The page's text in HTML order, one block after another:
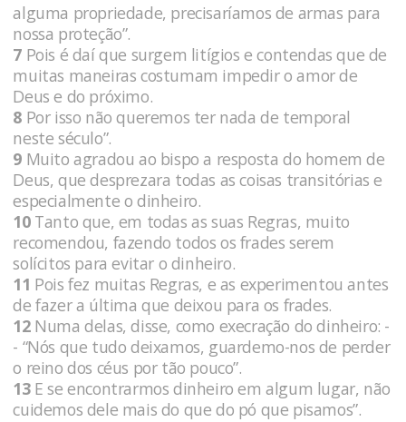
alguma propriedade, precisaríamos de armas para
nossa proteção”.
7 Pois é daí que surgem litígios e contendas que de
muitas maneiras costumam impedir o amor de
Deus e do próximo.
8 Por isso não queremos ter nada de temporal
neste século”.
9 Muito agradou ao bispo a resposta do homem de
Deus, que desprezara todas as coisas transitórias e
especialmente o dinheiro.
10Tanto que, em todas as suas Regras, muito
recomendou, fazendo todos os frades serem
solícitos para evitar o dinheiro.
11 Pois fez muitas Regras, e as experimentou antes
de fazer a última que deixou para os frades.
12Numa delas, disse, como execração do dinheiro: -
- “Nós que tudo deixamos, guardemo-nos de perder
o reino dos céus por tão pouco”.
13E se encontrarmos dinheiro em algum lugar, não
cuidemos dele mais do que do pó que pisamos”.